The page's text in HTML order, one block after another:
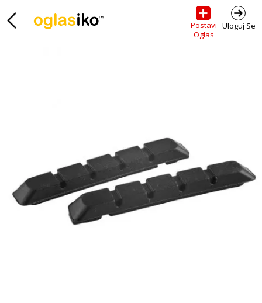
Postavi
Oglas
Uloguj Se